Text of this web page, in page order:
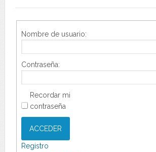
Nombre de usuario:
Contraseña:
Recordar mi
contraseña
ACCEDER
Registro